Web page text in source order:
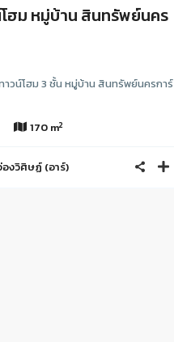
ฮม หมู่บ้าน สินทรัพย์นคร
วน์โฮม 3 ชั้น หมู่บ้าน สินทรัพย์นครการ์
170 m2
งวิศิษฏ์ (อาร์)